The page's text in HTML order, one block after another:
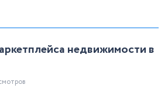
недвижимости в